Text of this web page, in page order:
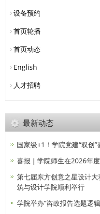
设备预约
首页轮播
首页动态
English
人才招聘
最新动态
国家级+1！学院党建“双创”
喜报｜学院师生在2026年
第七届东方创意之星设计
筑与设计学院顺利举行
学院举办“咨政报告选题逻